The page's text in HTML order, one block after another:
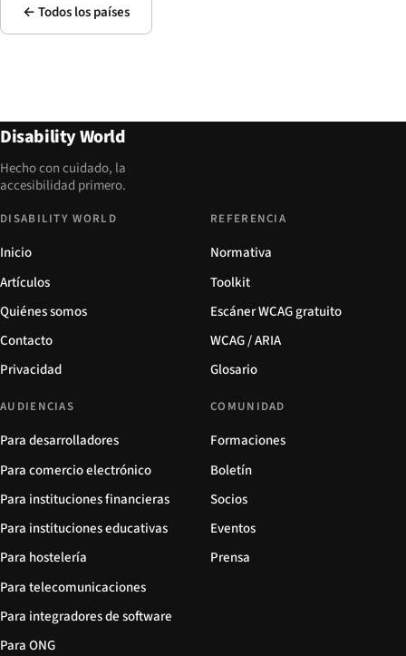
← Todos los países
Disability World
Hecho con cuidado, la
accesibilidad primero.
DISABILITY WORLD
Inicio
Artículos
Quiénes somos
Contacto
Privacidad
REFERENCIA
Normativa
Toolkit
Escáner WCAG gratuito
WCAG / ARIA
Glosario
AUDIENCIAS
Para desarrolladores
Para comercio electrónico
Para instituciones financieras
Para instituciones educativas
Para hostelería
Para telecomunicaciones
Para integradores de software
Para ONG
COMUNIDAD
Formaciones
Boletín
Socios
Eventos
Prensa